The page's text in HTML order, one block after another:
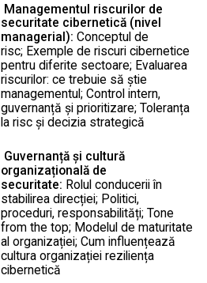
Managementul riscurilor de
securitate cibernetică (nivel
managerial): Conceptul de
risc; Exemple de riscuri cibernetice
pentru diferite sectoare; Evaluarea
riscurilor: ce trebuie să știe
managementul; Control intern,
guvernanță și prioritizare; Toleranța
la risc și decizia strategică
Guvernanță și cultură
organizațională de
securitate: Rolul conducerii în
stabilirea direcției; Politici,
proceduri, responsabilități; Tone
from the top; Modelul de maturitate
al organizației; Cum influențează
cultura organizației reziliența
cibernetică